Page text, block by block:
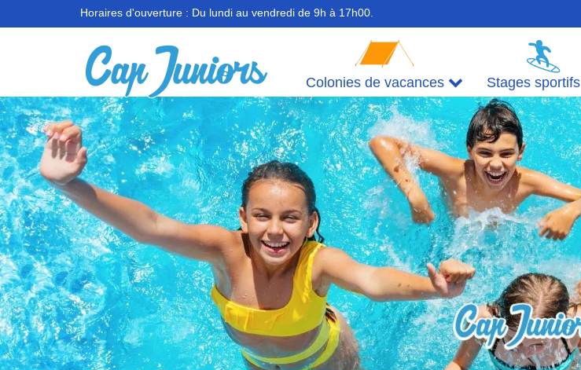
Horaires d'ouverture : Du lundi au vendredi de 9h à 17h00.
Colonies de vacances Stages sportifs